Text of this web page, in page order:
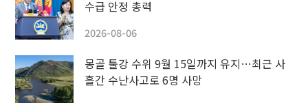
수급 안정 총력
2026-08-06
몽골 툴강 수위 9월 15일까지 유지…최근 사
흘간 수난사고로 6명 사망